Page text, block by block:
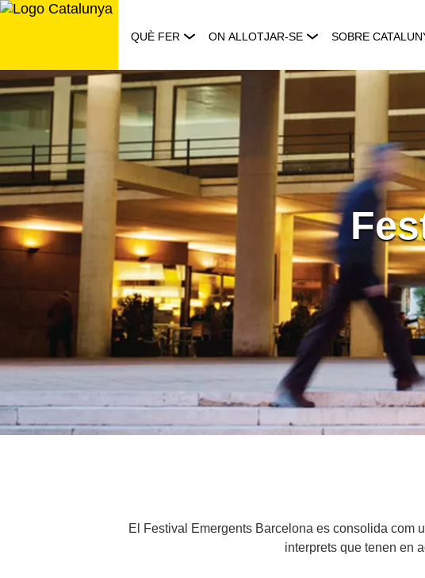
Saltar
QUÈ FER ON ALLOTJAR-SE SOBRE
El Festival Emergents Barcelona es consolida com
interprets que tenen en